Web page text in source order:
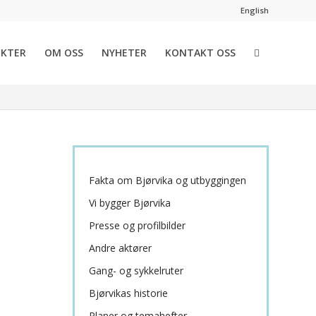
English
OM OSS NYHETER KONTAKT OSS
Fakta om Bjørvika og utbyggingen
Vi bygger Bjørvika
Presse og profilbilder
Andre aktører
Gang- og sykkelruter
Bjørvikas historie